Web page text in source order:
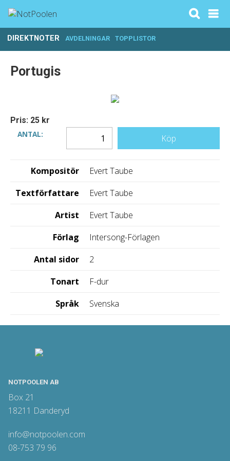
DIREKTNOTER AVDELNINGAR TOPPLISTOR
Portugis
Pris: 25 kr
ANTAL:
Köp
Kompositör
Evert Taube
Textförfattare
Evert Taube
Artist
Evert Taube
Förlag
Intersong-Förlagen
Antal sidor
2
Tonart
F-dur
Språk
Svenska
NOTPOOLEN AB
Box 21
18211 Danderyd
info@notpoolen.com
08-753 79 96